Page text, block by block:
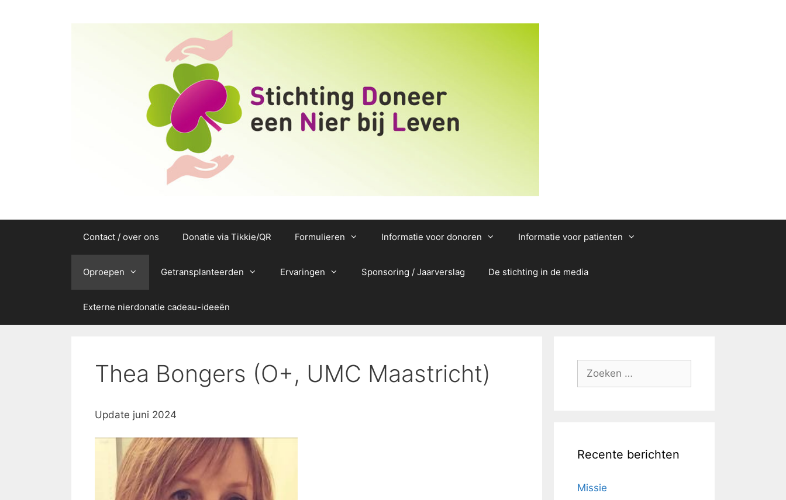
Contact / over ons Donatie via Tikkie/QR Formulieren Informatie voor donoren Informatie voor patienten
Oproepen Getransplanteerden Ervaringen Sponsoring / Jaarverslag De stichting in de media
Externe nierdonatie cadeau-ideeën
Thea Bongers (O+, UMC Maastricht)
Update juni 2024
Zoek
Recente berichten
Missie